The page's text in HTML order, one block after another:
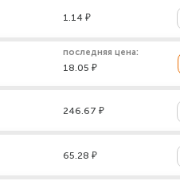
1.14 ₽
последняя цена:
18.05 ₽
246.67 ₽
65.28 ₽